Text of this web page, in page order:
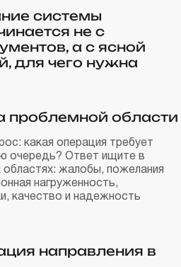
системы
не с
а с ясной
для чего нужна
проблемной области
какая операция требует
очередь? Ответ ищите в
жалобы, пожелания
нагруженность,
качество и надежность
направления в